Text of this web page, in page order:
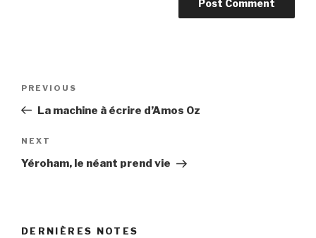
Previous
Post
PREVIOUS
La machine à écrire d’Amos Oz
Next
Post
NEXT
Yéroham, le néant prend vie
DERNIÈRES NOTES